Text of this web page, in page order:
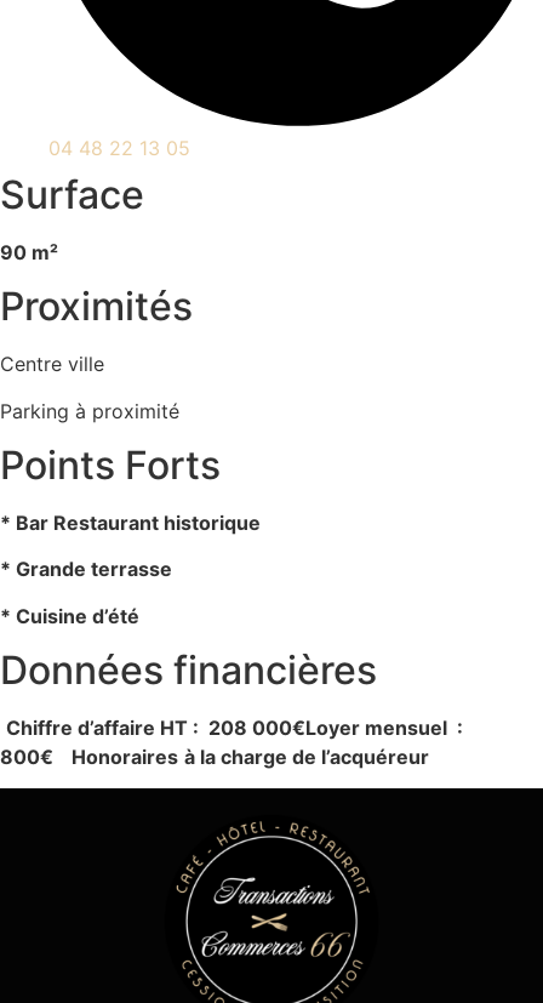
04 48 22 13 05
Surface
90 m²
Proximités
Centre ville
Parking à proximité
Points Forts
* Bar Restaurant historique
* Grande terrasse
* Cuisine d’été
Données financières
Chiffre d’affaire HT : 208 000€Loyer mensuel :
800€
Honoraires à la charge de l’acquéreur